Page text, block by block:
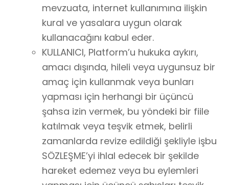
mevzuata, internet kullanımına ilişkin
kural ve yasalara uygun olarak
kullanacağını kabul eder.
KULLANICI, Platform’u hukuka aykırı,
amacı dışında, hileli veya uygunsuz bir
amaç için kullanmak veya bunları
yapması için herhangi bir üçüncü
şahsa izin vermek, bu yöndeki bir fiile
katılmak veya teşvik etmek, belirli
zamanlarda revize edildiği şekliyle işbu
SÖZLEŞME’yi ihlal edecek bir şekilde
hareket edemez veya bu eylemleri